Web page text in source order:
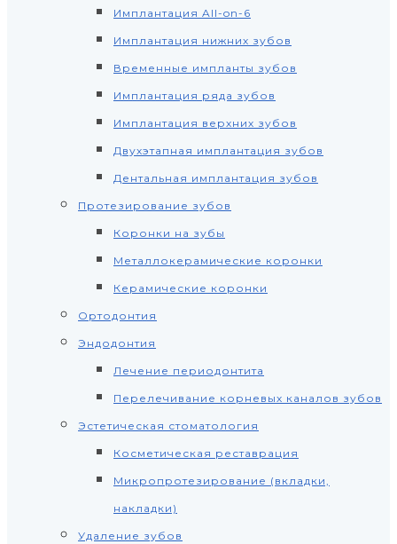
Имплантация All-on-6
Имплантация нижних зубов
Временные импланты зубов
Имплантация ряда зубов
Имплантация верхних зубов
Двухэтапная имплантация зубов
Дентальная имплантация зубов
Протезирование зубов
Коронки на зубы
Металлокерамические коронки
Керамические коронки
Ортодонтия
Эндодонтия
Лечение периодонтита
Перелечивание корневых каналов зубов
Эстетическая стоматология
Косметическая реставрация
Микропротезирование (вкладки,
накладки)
Удаление зубов